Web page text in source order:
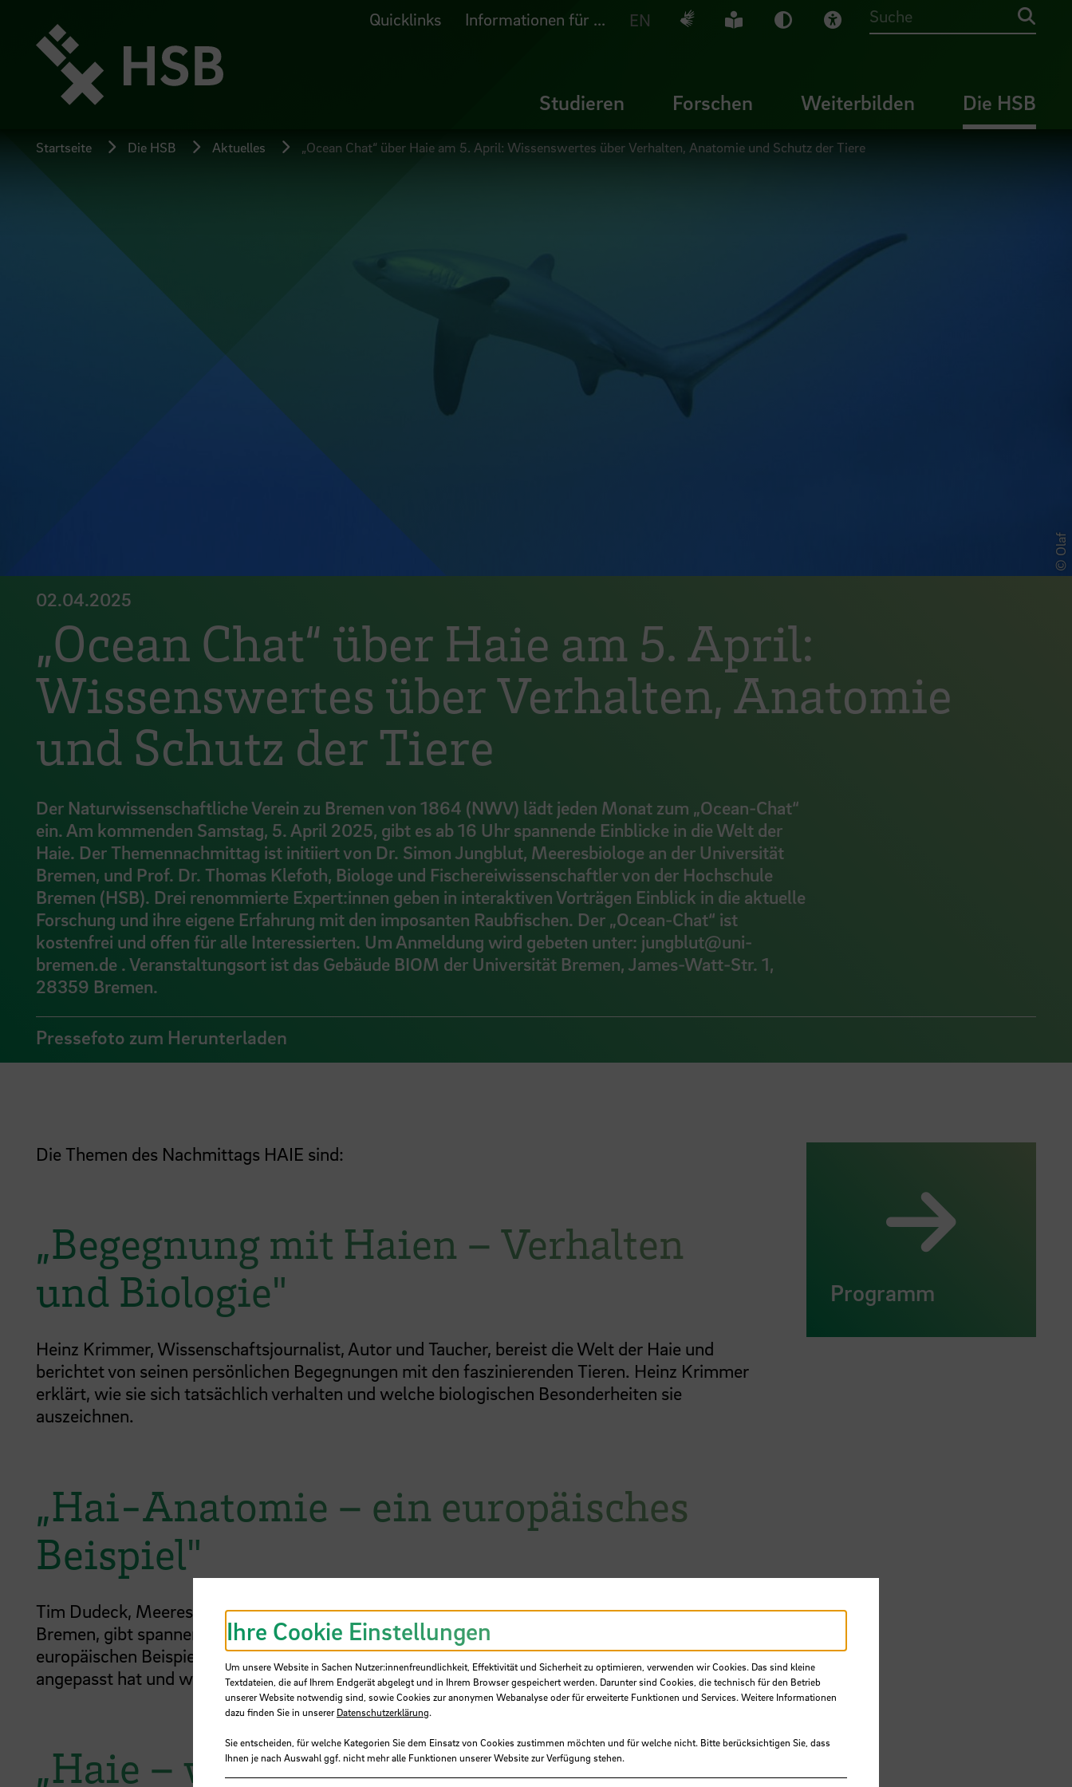
Seiteninhalt
springen
Quicklinks Informationen für ... EN Deutsche Gebärdensprache
Leichte Sprache
Dunkel-Modus
Visuelle Hilfe
Suche
Studieren Forschen Weiterbilden Die HSB
Startseite Die HSB Aktuelles „Ocean Chat“ über Haie am 5. April: Wissenswertes über Verhalten, Anatomie und Schutz der Tiere
© Olaf
02.04.2025
„Ocean Chat“ über Haie am 5. April:
Wissenswertes über Verhalten, Anatomie
und Schutz der Tiere
Der Naturwissenschaftliche Verein zu Bremen von 1864 (NWV) lädt jeden Monat zum „Ocean-Chat“
ein. Am kommenden Samstag, 5. April 2025, gibt es ab 16 Uhr spannende Einblicke in die Welt der
Haie. Der Themennachmittag ist initiiert von Dr. Simon Jungblut, Meeresbiologe an der Universität
Bremen, und Prof. Dr. Thomas Klefoth, Biologe und Fischereiwissenschaftler von der Hochschule
Bremen (HSB). Drei renommierte Expert:innen geben in interaktiven Vorträgen Einblick in die aktuelle
Forschung und ihre eigene Erfahrung mit den imposanten Raubfischen. Der „Ocean-Chat“ ist
kostenfrei und offen für alle Interessierten. Um Anmeldung wird gebeten unter: jungblut@uni-
bremen.de . Veranstaltungsort ist das Gebäude BIOM der Universität Bremen, James-Watt-Str. 1,
28359 Bremen.
Pressefoto zum Herunterladen
Die Themen des Nachmittags HAIE sind:
„Begegnung mit Haien – Verhalten
und Biologie"
Heinz Krimmer, Wissenschaftsjournalist, Autor und Taucher, bereist die Welt der Haie und
berichtet von seinen persönlichen Begegnungen mit den faszinierenden Tieren. Heinz Krimmer
erklärt, wie sie sich tatsächlich verhalten und welche biologischen Besonderheiten sie
auszeichnen.
„Hai-Anatomie – ein europäisches
Beispiel"
Tim Dudeck, Meereswissenschaftler vom Leibniz-Zentrum für Marine Tropenforschung (ZMT) in
Bremen, gibt spannende Einblicke in die Anatomie von Haien. Er zeigt anhand eines
europäischen Beispiels anschaulich, wie sich der Körperbau der Haie an das Leben im Meer
angepasst hat und welche Geheimnisse er noch birgt.
„Haie – weltweit bedroht und
Programm
Ihre Cookie Einstellungen
Um unsere Website in Sachen Nutzer:innenfreundlichkeit, Effektivität und Sicherheit zu optimieren, verwenden wir Cookies. Das sind kleine
Textdateien, die auf Ihrem Endgerät abgelegt und in Ihrem Browser gespeichert werden. Darunter sind Cookies, die technisch für den Betrieb
unserer Website notwendig sind, sowie Cookies zur anonymen Webanalyse oder für erweiterte Funktionen und Services. Weitere Informationen
dazu finden Sie in unsererDatenschutzerklärung.
Sie entscheiden, für welche Kategorien Sie dem Einsatz von Cookies zustimmen möchten und für welche nicht. Bitte berücksichtigen Sie, dass
Ihnen je nach Auswahl ggf. nicht mehr alle Funktionen unserer Website zur Verfügung stehen.